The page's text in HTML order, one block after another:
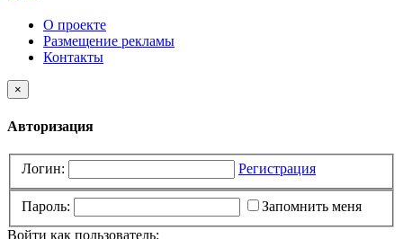
О проекте
Размещение рекламы
Контакты
×
Авторизация
Логин: Регистрация
Пароль:
Запомнить меня
Войти как пользователь: